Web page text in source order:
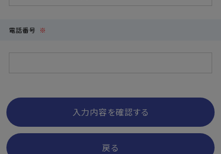
電話番号 ※
入力内容を確認する
戻る